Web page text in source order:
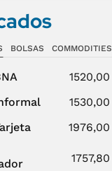
BOLSAS COMMODITIES
1520,00
1530,00
1976,00
1757,80